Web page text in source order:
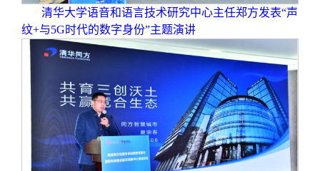
清华大学语音和语言技术研究中心主任郑方发表“声
纹+与5G时代的数字身份”主题演讲